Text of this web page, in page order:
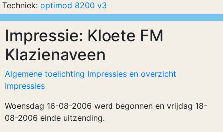
Impressie: Kloete FM
Klazienaveen
Algemene toelichting Impressies en overzicht
Impressies
Woensdag 16-08-2006 werd begonnen en vrijdag 18-
08-2006 einde uitzending.
Techniek: optimod 8200 v3